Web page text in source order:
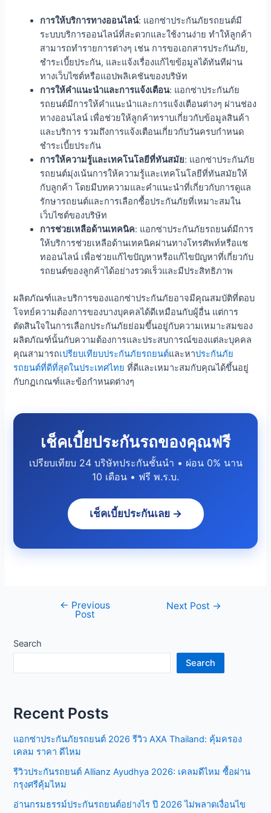
การให้บริการทางออนไลน์: แอกซ่าประกันภัยรถยนต์มี
ระบบบริการออนไลน์ที่สะดวกและใช้งานง่าย ทำให้ลูกค้า
สามารถทำรายการต่างๆ เช่น การขอเอกสารประกันภัย,
ชำระเบี้ยประกัน, และแจ้งเรื่องแก้ไขข้อมูลได้ทันทีผ่าน
ทางเว็บไซต์หรือแอปพลิเคชันของบริษัท
การให้คำแนะนำและการแจ้งเตือน: แอกซ่าประกันภัย
รถยนต์มีการให้คำแนะนำและการแจ้งเตือนต่างๆ ผ่านช่อง
ทางออนไลน์ เพื่อช่วยให้ลูกค้าทราบเกี่ยวกับข้อมูลสินค้า
และบริการ รวมถึงการแจ้งเตือนเกี่ยวกับวันครบกำหนด
ชำระเบี้ยประกัน
การให้ความรู้และเทคโนโลยีที่ทันสมัย: แอกซ่าประกันภัย
รถยนต์มุ่งเน้นการให้ความรู้และเทคโนโลยีที่ทันสมัยให้
กับลูกค้า โดยมีบทความและคำแนะนำที่เกี่ยวกับการดูแล
รักษารถยนต์และการเลือกซื้อประกันภัยที่เหมาะสมใน
เว็บไซต์ของบริษัท
การช่วยเหลือด้านเทคนิค: แอกซ่าประกันภัยรถยนต์มีการ
ให้บริการช่วยเหลือด้านเทคนิคผ่านทางโทรศัพท์หรือแช
ทออนไลน์ เพื่อช่วยแก้ไขปัญหาหรือแก้ไขปัญหาที่เกี่ยวกับ
รถยนต์ของลูกค้าได้อย่างรวดเร็วและมีประสิทธิภาพ
ผลิตภัณฑ์และบริการของแอกซ่าประกันภัยอาจมีคุณสมบัติที่ตอบ
โจทย์ความต้องการของบางบุคคลได้ดีเหมือนกับผู้อื่น แต่การ
ตัดสินใจในการเลือกประกันภัยย่อมขึ้นอยู่กับความเหมาะสมของ
ผลิตภัณฑ์นั้นกับความต้องการและประสบการณ์ของแต่ละบุคคล
คุณสามารถเปรียบเทียบประกันภัยรถยนต์และหาประกันภัย
รถยนต์ที่ดีที่สุดในประเทศไทย ที่ดีและเหมาะสมกับคุณได้ขึ้นอยู่
กับกฏเกณฑ์และข้อกำหนดต่างๆ
เช็คเบี้ยประกันรถของคุณฟรี
เปรียบเทียบ 24 บริษัทประกันชั้นนำ • ผ่อน 0% นาน
10 เดือน • ฟรี พ.ร.บ.
เช็คเบี้ยประกันเลย →
navigation
← Previous
Post
Next Post →
Search
Search
Recent Posts
แอกซ่าประกันภัยรถยนต์ 2026 รีวิว AXA Thailand: คุ้มครอง
เคลม ราคา ดีไหม
รีวิวประกันรถยนต์ Allianz Ayudhya 2026: เคลมดีไหม ซื้อผ่าน
กรุงศรีคุ้มไหม
อ่านกรมธรรม์ประกันรถยนต์อย่างไร ปี 2026 ไม่พลาดเงื่อนไข